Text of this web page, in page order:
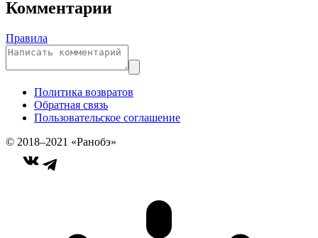
Комментарии
Правила
Политика возвратов
Обратная связь
Пользовательское соглашение
© 2018–2021 «Ранобэ»